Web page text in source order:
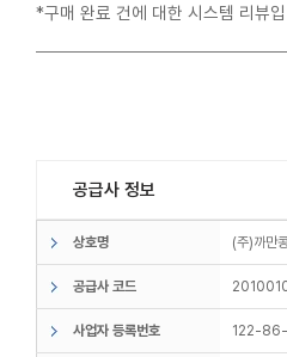
*구매 완료 건에 대한 시스템 리뷰
공급사 정보
상호명 (주)까
공급사 코드
사업자 등록번호 122-